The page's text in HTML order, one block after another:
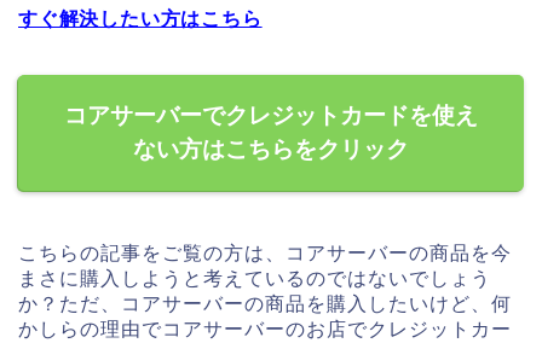
すぐ解決したい方はこちら
コアサーバーでクレジットカードを使え
ない方はこちらをクリック
こちらの記事をご覧の方は、コアサーバーの商品を今
まさに購入しようと考えているのではないでしょう
か？ただ、コアサーバーの商品を購入したいけど、何
かしらの理由でコアサーバーのお店でクレジットカー